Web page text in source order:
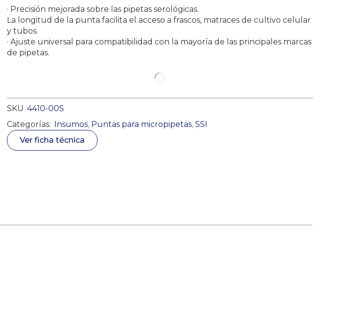
· Precisión mejorada sobre las pipetas serológicas.
La longitud de la punta facilita el acceso a frascos, matraces de cultivo celular
y tubos.
· Ajuste universal para compatibilidad con la mayoría de las principales marcas
de pipetas.
SKU 4410-00S
Categorías: Insumos, Puntas para micropipetas, SSI
Ver ficha técnica